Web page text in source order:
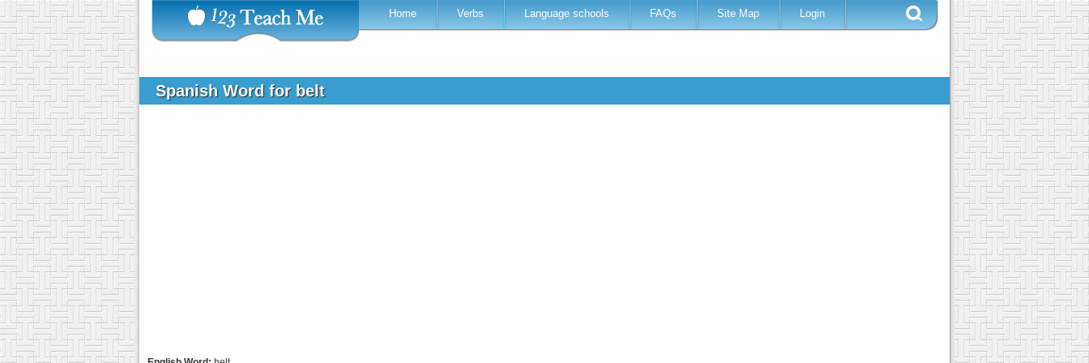
Home Verbs Language schools FAQs Site Map Login
Spanish Word for belt